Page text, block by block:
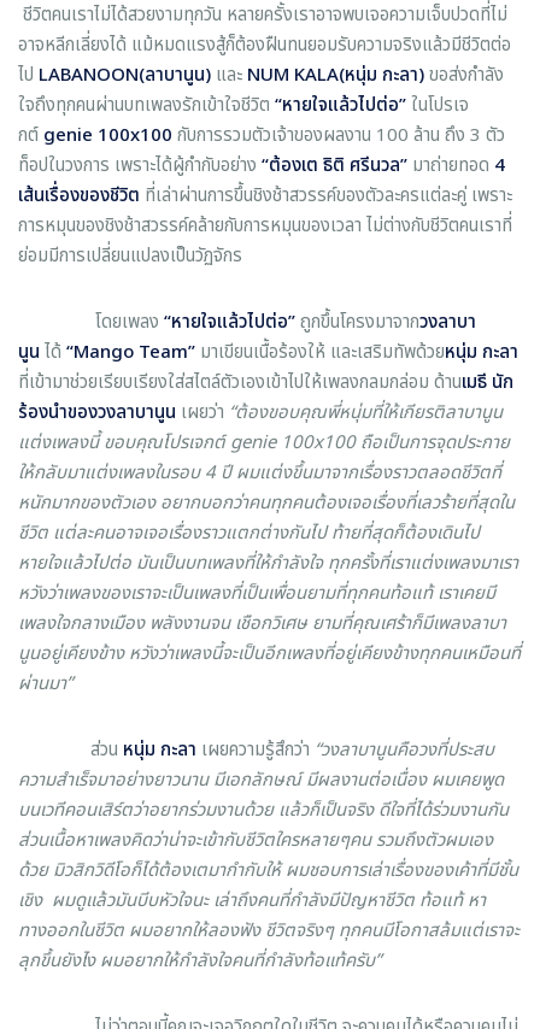
ชีวิตคนเราไม่ได้สวยงามทุกวัน หลายครั้งเราอาจพบเจอความเจ็บปวดที่ไม่
อาจหลีกเลี่ยงได้ แม้หมดแรงสู้ก็ต้องฝืนทนยอมรับความจริงแล้วมีชีวิตต่อ
ไป LABANOON(ลาบานูน) และ NUM KALA(หนุ่ม กะลา)ขอส่งกำลัง
ใจถึงทุกคนผ่านบทเพลงรักเข้าใจชีวิต “หายใจแล้วไปต่อ”ในโปรเจ
กต์ genie 100x100 กับการรวมตัวเจ้าของผลงาน 100 ล้าน ถึง 3 ตัว
ท็อปในวงการ เพราะได้ผู้กำกับอย่าง “ต้องเต ธิติ ศรีนวล” มาถ่ายทอด 4
เส้นเรื่องของชีวิต ที่เล่าผ่านการขึ้นชิงช้าสวรรค์ของตัวละครแต่ละคู่ เพราะ
การหมุนของชิงช้าสวรรค์คล้ายกับการหมุนของเวลา ไม่ต่างกับชีวิตคนเราที่
ย่อมมีการเปลี่ยนแปลงเป็นวัฏจักร
โดยเพลง “หายใจแล้วไปต่อ”ถูกขึ้นโครงมาจากวงลาบา
นูน ได้ “Mango Team” มาเขียนเนื้อร้องให้ และเสริมทัพด้วยหนุ่ม กะลา
ที่เข้ามาช่วยเรียบเรียงใส่สไตล์ตัวเองเข้าไปให้เพลงกลมกล่อม ด้านเมธี นัก
ร้องนำของวงลาบานูน เผยว่า “ต้องขอบคุณพี่หนุ่มที่ให้เกียรติลาบานูน
แต่งเพลงนี้ ขอบคุณโปรเจกต์genie 100x100 ถือเป็นการจุดประกาย
ให้กลับมาแต่งเพลงในรอบ 4 ปี ผมแต่งขึ้นมาจากเรื่องราวตลอดชีวิตที่
หนักมากของตัวเอง อยากบอกว่าคนทุกคนต้องเจอเรื่องที่เลวร้ายที่สุดใน
ชีวิต แต่ละคนอาจเจอเรื่องราวแตกต่างกันไป ท้ายที่สุดก็ต้องเดินไป
หายใจแล้วไปต่อ มันเป็นบทเพลงที่ให้กำลังใจ ทุกครั้งที่เราแต่งเพลงมาเรา
หวังว่าเพลงของเราจะเป็นเพลงที่เป็นเพื่อนยามที่ทุกคนท้อแท้ เราเคยมี
เพลงใจกลางเมือง พลังงานจน เชือกวิเศษ ยามที่คุณเศร้าก็มีเพลงลาบา
นูนอยู่เคียงข้าง หวังว่าเพลงนี้จะเป็นอีกเพลงที่อยู่เคียงข้างทุกคนเหมือนที่
ผ่านมา”
ส่วน หนุ่ม กะลา เผยความรู้สึกว่า “วงลาบานูนคือวงที่ประสบ
ความสำเร็จมาอย่างยาวนาน มีเอกลักษณ์ มีผลงานต่อเนื่อง ผมเคยพูด
บนเวทีคอนเสิร์ตว่าอยากร่วมงานด้วย แล้วก็เป็นจริง ดีใจที่ได้ร่วมงานกัน
ส่วนเนื้อหาเพลงคิดว่าน่าจะเข้ากับชีวิตใครหลายๆคน รวมถึงตัวผมเอง
ด้วย มิวสิกวิดีโอก็ได้ต้องเตมากำกับให้ ผมชอบการเล่าเรื่องของเค้าที่มีชั้น
เชิง ผมดูเเล้วมันบีบหัวใจนะ เล่าถึงคนที่กำลังมีปัญหาชีวิต ท้อแท้ หา
ทางออกในชีวิต ผมอยากให้ลองฟัง ชีวิตจริงๆ ทุกคนมีโอกาสล้มแต่เราจะ
ลุกขึ้นยังไง ผมอยากให้กำลังใจคนที่กำลังท้อเเท้ครับ”